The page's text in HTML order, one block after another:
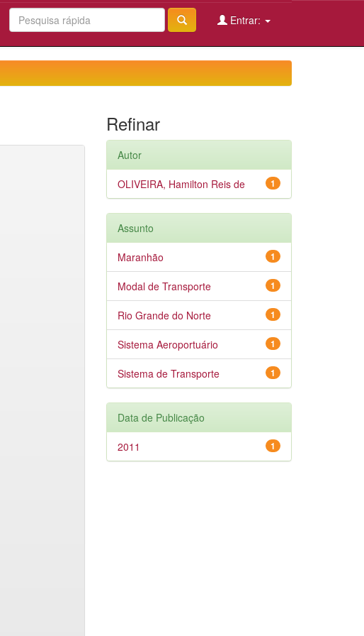
Entrar:
Refinar
Autor
1
OLIVEIRA, Hamilton Reis de
Assunto
1
Maranhão
1
Modal de Transporte
1
Rio Grande do Norte
1
Sistema Aeroportuário
1
Sistema de Transporte
Data de Publicação
1
2011